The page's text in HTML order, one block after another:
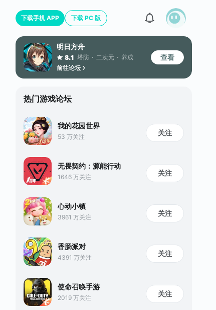
下载手机 APP 下载 PC 版
明日方舟
8.1 塔防 二次元
养成
前往论坛
查看
热门游戏论坛
我的花园世界
53 万关注 关注
无畏契约：源能行动
1646 万关注 关注
心动小镇
3961 万关注 关注
香肠派对
4391 万关注 关注
使命召唤手游
2019 万关注 关注